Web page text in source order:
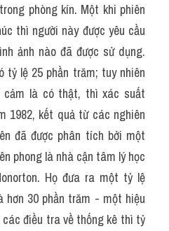
phòng kín. Một khi phiên
thì người này được yêu cầu
ảnh nào đã được sử dụng.
tỷ lệ 25 phần trăm; tuy nhiên
cảm là có thật, thì xác suất
1982, kết quả từ các nghiên
đã được phân tích bởi một
phong là nhà cận tâm lý học
Họ đưa ra một tỷ lệ
hơn 30 phần trăm - một hiệu
các điều tra về thống kê thì tỷ